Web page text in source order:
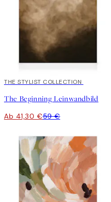
30%*
THE STYLIST COLLECTION
The Beginning Leinwandbild
Ab 41,30 €59 €